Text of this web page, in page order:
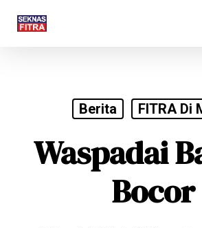
Berita FITRA Di
Waspadai
Bocor